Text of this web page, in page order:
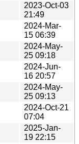
2023-Oct-03
21:49
2024-Mar-
15 06:39
2024-May-
25 09:18
2024-Jun-
16 20:57
2024-May-
25 09:13
2024-Oct-21
07:04
2025-Jan-
19 22:15